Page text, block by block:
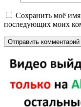
Сохранить моё
последующих моих